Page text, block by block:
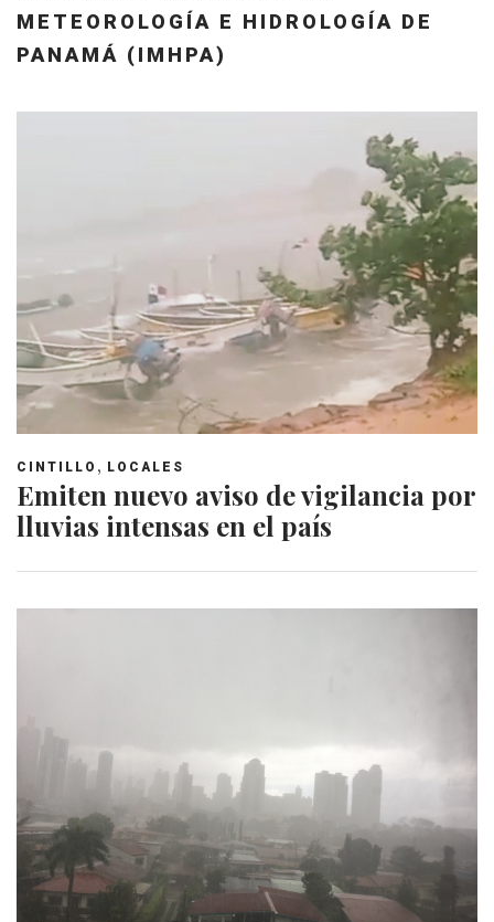
METEOROLOGÍA E HIDROLOGÍA DE
PANAMÁ (IMHPA)
CINTILLO , LOCALES
Emiten nuevo aviso de vigilancia por
lluvias intensas en el país